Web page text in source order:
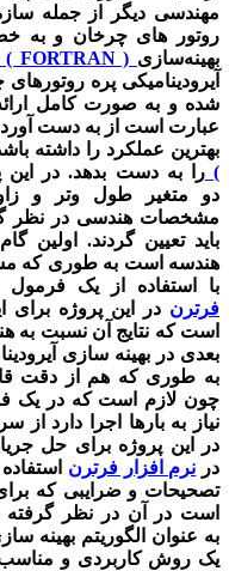
مهندسی دیگر از جمله
روتور های چرخان و به
نرم افزار فرترن ( FORTRAN ) بهینه‌سازی
آیرودینامیکی پره
شده و به صورت کامل
عبارت است از به دست
بهترین عملکرد را داشته
را به دست بدهد. در این
مشخصات هندسی در نظر
باید تعیین گردند. اولین
هندسه است به طوری که
با استفاده از یک
فرترن در این پروژه برای
است که نتایج آن نسبت به
بعدی در بهینه سازی
به طوری که هم از دقت
چون لازم است که در یک
نیاز به بارها اجرا دارد از
در این پروژه برای حل
المان پره یا BEM در نرم افزار فرترن
تصحیحات و ضرایبی که
است در آن در نظر
یک روش کاربردی و مناسب